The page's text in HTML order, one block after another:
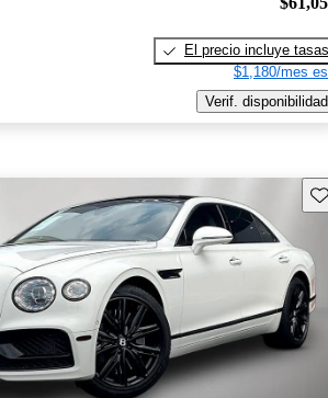
El precio incluye tasas
$1,180/mes
Verif. disponibilidad